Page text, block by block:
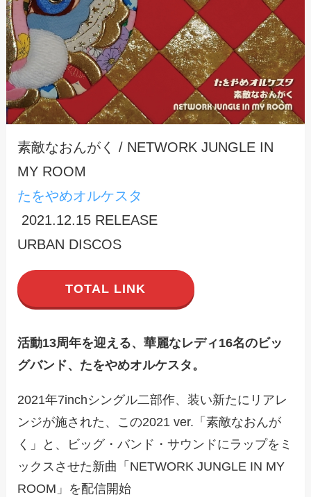
素敵なおんがく / NETWORK JUNGLE IN
MY ROOM
たをやめオルケスタ
2021.12.15 RELEASE
URBAN DISCOS
TOTAL LINK
活動13周年を迎える、華麗なレディ16名のビッ
グバンド、たをやめオルケスタ。
2021年7inchシングル二部作、装い新たにリアレ
ンジが施された、この2021 ver.「素敵なおんが
く」と、ビッグ・バンド・サウンドにラップをミ
ックスさせた新曲「NETWORK JUNGLE IN MY
ROOM」を配信開始